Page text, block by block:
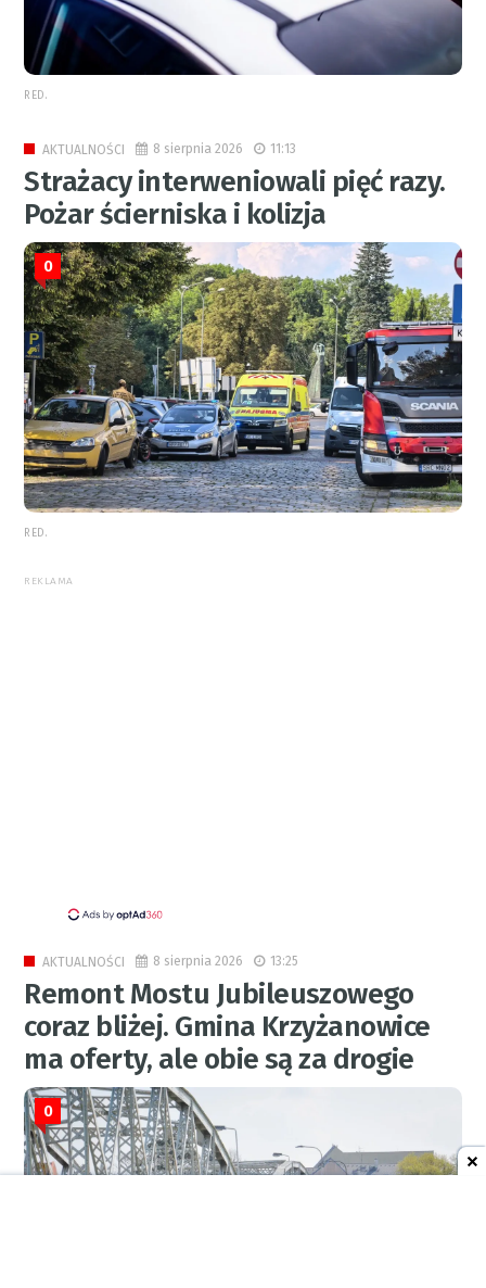
RED.
AKTUALNOŚCI 8 sierpnia 2026 11:13
Strażacy interweniowali pięć razy.
Pożar ścierniska i kolizja
0
RED.
REKLAMA
AKTUALNOŚCI 8 sierpnia 2026 13:25
Remont Mostu Jubileuszowego
coraz bliżej. Gmina Krzyżanowice
ma oferty, ale obie są za drogie
0